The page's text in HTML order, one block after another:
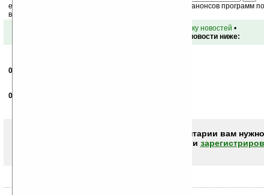
ежедневный или еженедельный дайджест новостей, анонсов программ
ваш почтовый ящик.
вернуться к списку новостей •
Обсуждение этой новости ниже:
02.02.2010
09.02.2010
Чтобы писать комментарии вам нужно
или